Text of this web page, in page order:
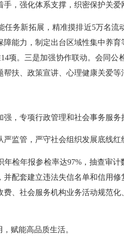
，强化体系支撑，织密保护关
新拓展，精准摸排近5万名流
能力，制定出台区域性集中养
项。三是加强协作联动。会同
扶、政策宣讲、心理健康关爱
，专项行政管理和社会事务服
监管，严守社会组织发展底
年报参检率达97%，抽查审计
配套建立违法失信名单和信用
、社会服务机构业务活动规范
，赋能高品质生活。